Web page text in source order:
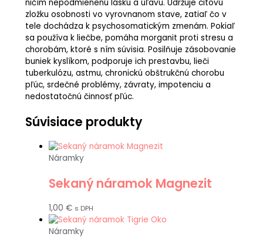
ničím nepodmienenú lásku a úľavu. Udržuje citovú
zložku osobnosti vo vyrovnanom stave, zatiaľ čo v
tele dochádza k psychosomatickým zmenám. Pokiaľ
sa používa k liečbe, pomáha morganit proti stresu a
chorobám, ktoré s ním súvisia. Posilňuje zásobovanie
buniek kyslíkom, podporuje ich prestavbu, lieči
tuberkulózu, astmu, chronickú obštrukčnú chorobu
pľúc, srdečné problémy, závraty, impotenciu a
nedostatočnú činnosť pľúc.
Súvisiace produkty
Náramky
Sekaný náramok Magnezit
1,00 € s DPH
Náramky